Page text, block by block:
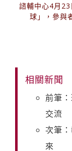
諮輔中心4月
球」，參與
相關新聞
前筆
交流
次筆
來